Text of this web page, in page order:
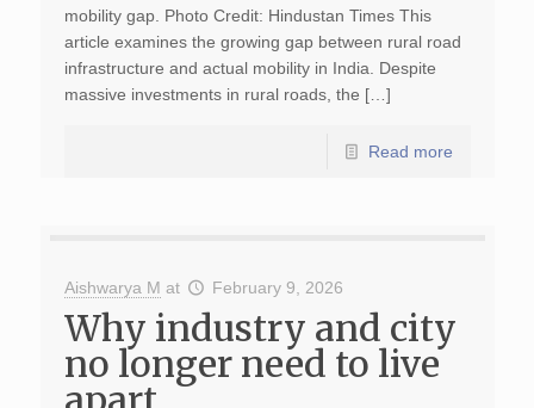
mobility gap. Photo Credit: Hindustan Times This
article examines the growing gap between rural road
infrastructure and actual mobility in India. Despite
massive investments in rural roads, the […]
Read more
Aishwarya M at February 9, 2026
Why industry and city
no longer need to live